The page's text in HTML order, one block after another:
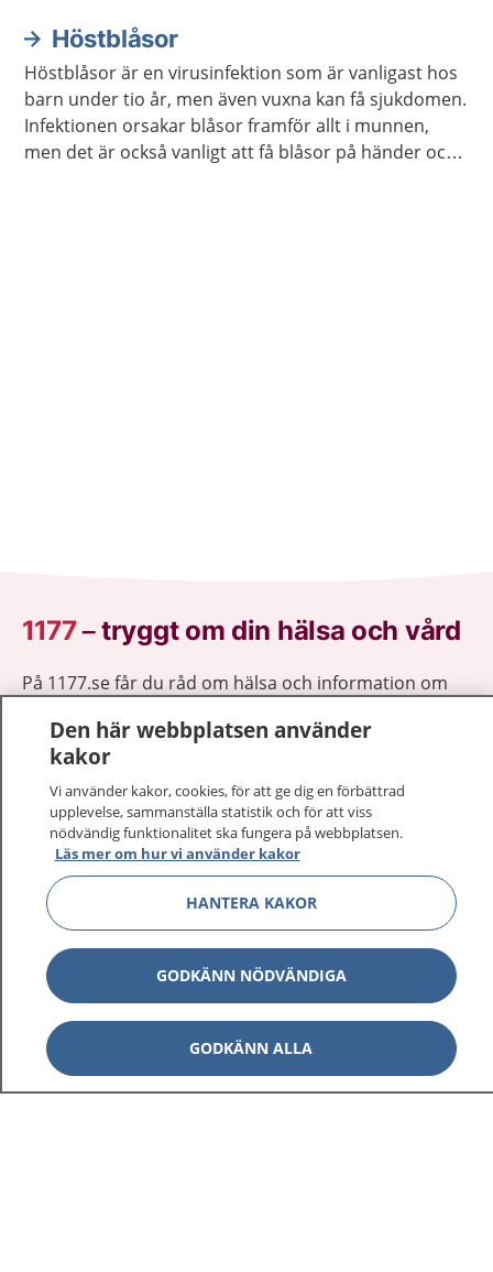
ofta med behandling av receptfria läkemedel.
Höstblåsor
Höstblåsor är en virusinfektion som är vanligast hos
barn under tio år, men även vuxna kan få sjukdomen.
Infektionen orsakar blåsor framför allt i munnen,
men det är också vanligt att få blåsor på händer och
1177–tryggt om din hälsa och vård
På 1177.se får du råd om hälsa och information om
Logga in för att läsa din journal och göra dina
vårdärenden. Ring telefonnummer 1177 för
sjukvårdsrådgivning dygnet runt.
1177 ger dig råd när du vill må bättre.
1177 på flera språk Visa
Om 1177
Kontakt Visa
Den här webbplatsen använder
kakor
Vi använder kakor, cookies, för att ge dig en förbättrad
upplevelse, sammanställa statistik och för att viss
nödvändig funktionalitet ska fungera på webbplatsen.
Läs mer om hur vi använder kakor
HANTERA KAKOR
GODKÄNN NÖDVÄNDIGA
GODKÄNN ALLA